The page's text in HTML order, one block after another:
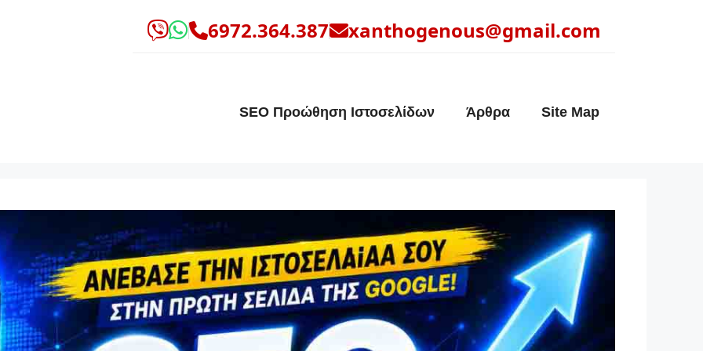
6972.364.387 xanthogenous@gmail.com
SEO Προώθηση Ιστοσελίδων Άρθρα Site Map